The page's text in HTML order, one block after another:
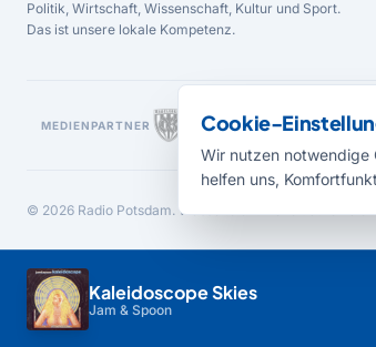
Kaleidoscope Skies
Jam & Spoon
Politik, Wirtschaft, Wissenschaft, Kultur und Sport.
Das ist unsere lokale Kompetenz.
MEDIENPARTNER
© 2026 Radio Potsdam. Webseite entwickelt durch die
Cookie-
Wir nutzen notwendige
helfen uns,